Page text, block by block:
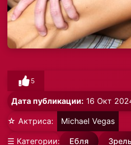
5
Дата публикации: 16 Окт
☆ Актриса: Michael Vegas
☰ Категории: Ебля